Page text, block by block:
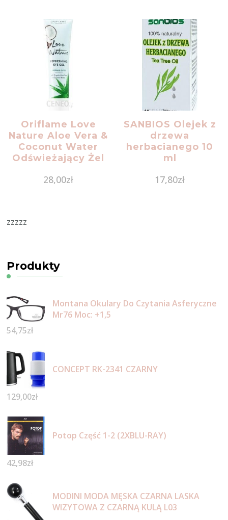
Oriflame Love
Nature Aloe Vera &
Coconut Water
Odświeżający Żel
28,00zł
SANBIOS Olejek z
drzewa
herbacianego 10
ml
17,80zł
zzzzz
Produkty
Montana Okulary Do Czytania Asferyczne
Mr76 Moc: +1,5
54,75zł
CONCEPT RK-2341 CZARNY
129,00zł
Potop Część 1-2 (2XBLU-RAY)
42,98zł
MODINI MODA MĘSKA CZARNA LASKA
WIZYTOWA Z CZARNĄ KULĄ L03